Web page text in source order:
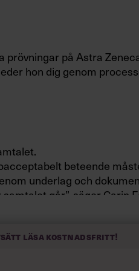
prövningar på Astra
hon dig genom
beteende
underlag och
går”, säger Carin
direkt. Samtidigt slipper
läsa kostnadsfritt!